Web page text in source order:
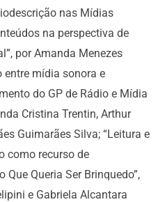
nas Mídias
na perspectiva de
, por Amanda Menezes
entre mídia sonora e
do GP de Rádio e Mídia
Cristina Trentin, Arthur
Guimarães Silva; “Leitura e
como recurso de
Que Queria Ser Brinquedo”,
e Gabriela Alcantara